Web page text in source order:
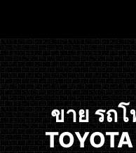
ขาย รถ